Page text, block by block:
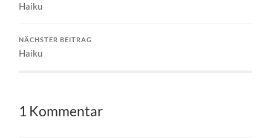
Haiku
NÄCHSTER BEITRAG
Haiku
1 Kommentar